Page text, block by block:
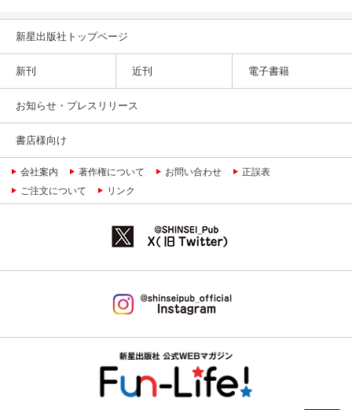
新星出版社トップページ
新刊 近刊 電子書籍
お知らせ・プレスリリース
書店様向け
会社案内 著作権について お問い合わせ
正誤表
ご注文について
リンク